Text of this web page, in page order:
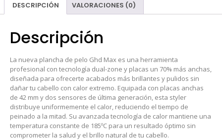
DESCRIPCIÓN VALORACIONES (0)
Descripción
La nueva plancha de pelo Ghd Max es una herramienta
profesional con tecnología dual-zone y placas un 70% más anchas,
diseñada para ofrecerte acabados más brillantes y pulidos sin
dañar tu cabello con calor extremo. Equipada con placas anchas
de 42 mm y dos sensores de última generación, esta styler
distribuye uniformemente el calor, reduciendo el tiempo de
peinado a la mitad. Su avanzada tecnología de calor mantiene una
temperatura constante de 185ºC para un resultado óptimo sin
comprometer la salud y el brillo natural de tu cabello.